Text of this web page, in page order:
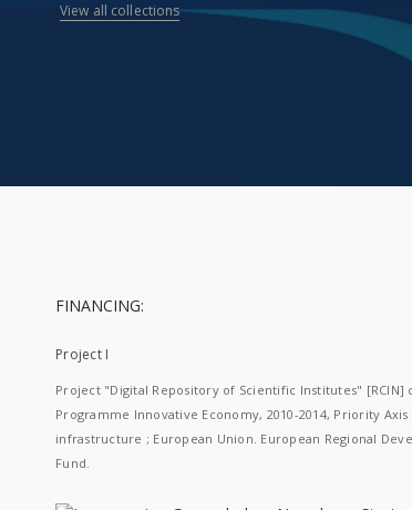
View all collections
FINANCING:
Project I
Project "Digital Repository of Scientific Institutes" [RCIN]
Programme Innovative Economy, 2010-2014, Priority Axis
infrastructure ; European Union. European Regional
Fund.